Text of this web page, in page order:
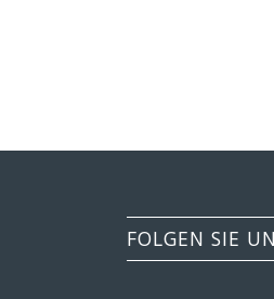
FOLGEN SIE